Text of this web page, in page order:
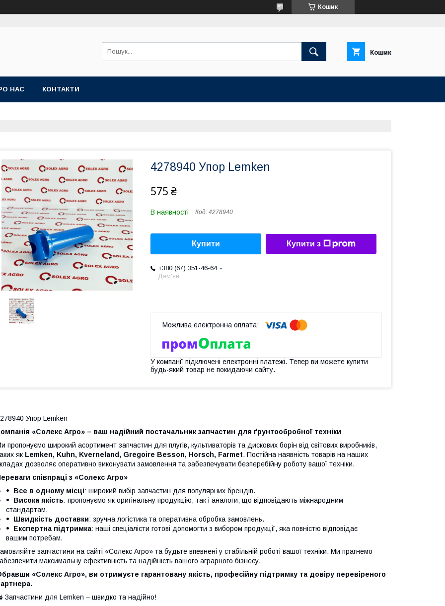
Кошик
Кошик
НАС КОНТАКТИ
4278940 Упор Lemken
575 ₴
В наявності Код: 4278940
Купити Купити з
+380 (67) 351-46-64
Дем'ян
У компанії підключені електронні платежі. Тепер ви можете купити
будь-який товар не покидаючи сайту.
Упор Lemken
«Солекс Агро» – ваш надійний постачальник запчастин для ґрунтообробної техніки
пропонуємо широкий асортимент запчастин для плугів, культиваторів та дискових борін від світових виробників,
як Lemken, Kuhn, Kverneland, Gregoire Besson, Horsch, Farmet. Постійна наявність товарів на наших
дозволяє оперативно виконувати замовлення та забезпечувати безперебійну роботу вашої техніки.
співпраці з «Солекс Агро»
Все в одному місці: широкий вибір запчастин для популярних брендів.
Висока якість: пропонуємо як оригінальну продукцію, так і аналоги, що відповідають міжнародним
стандартам.
Швидкість доставки: зручна логістика та оперативна обробка замовлень.
Експертна підтримка: наші спеціалісти готові допомогти з вибором продукції, яка повністю відповідає
вашим потребам.
запчастини на сайті «Солекс Агро» та будьте впевнені у стабільній роботі вашої техніки. Ми прагнемо
максимальну ефективність та надійність вашого аграрного бізнесу.
«Солекс Агро», ви отримуєте гарантовану якість, професійну підтримку та довіру перевіреного
Запчастини для Lemken – швидко та надійно!